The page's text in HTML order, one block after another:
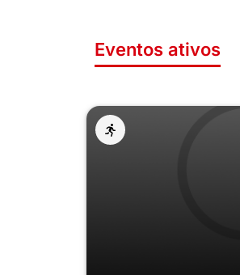
Eventos ativos